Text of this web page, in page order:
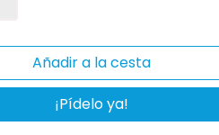
¡Pídelo ya!